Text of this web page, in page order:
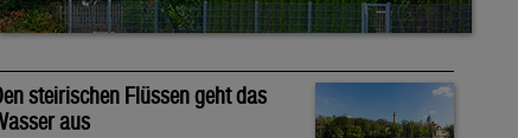
steirischen Flüssen geht das
aus